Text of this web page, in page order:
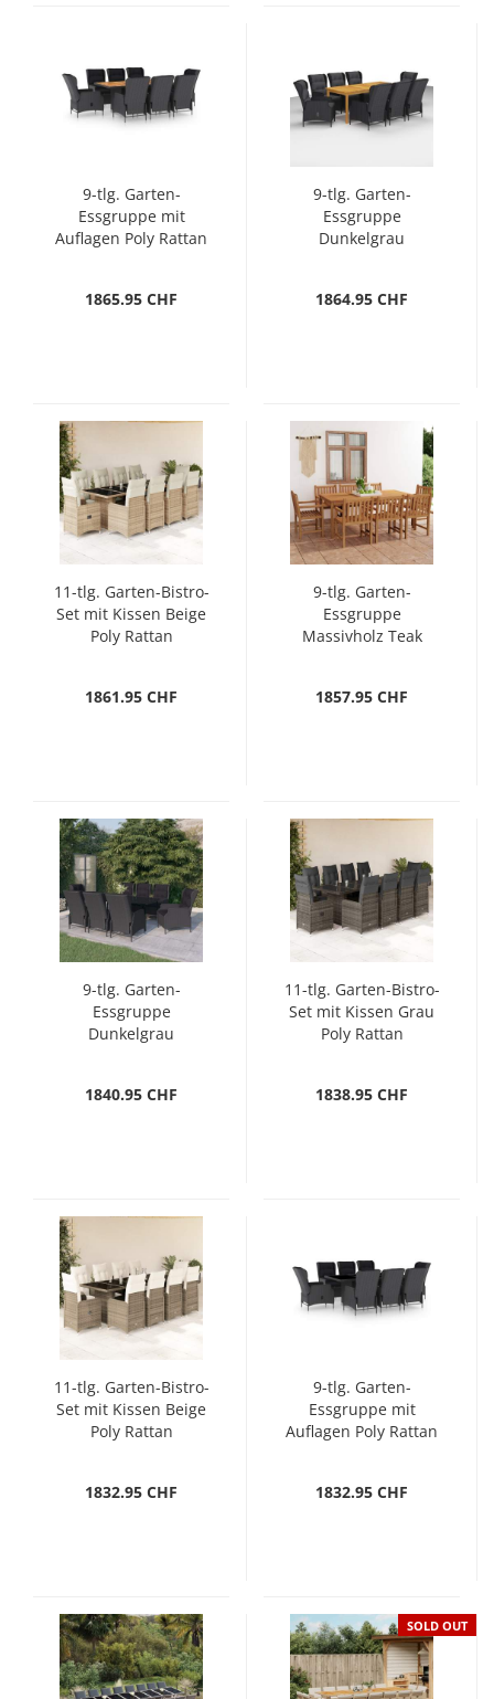
9-tlg. Garten-
Essgruppe mit
Auflagen Poly Rattan
1865.95 CHF
9-tlg. Garten-
Essgruppe
Dunkelgrau
1864.95 CHF
11-tlg. Garten-Bistro-
Set mit Kissen Beige
Poly Rattan
1861.95 CHF
9-tlg. Garten-
Essgruppe
Massivholz Teak
1857.95 CHF
9-tlg. Garten-
Essgruppe
Dunkelgrau
1840.95 CHF
11-tlg. Garten-Bistro-
Set mit Kissen Grau
Poly Rattan
1838.95 CHF
11-tlg. Garten-Bistro-
Set mit Kissen Beige
Poly Rattan
1832.95 CHF
9-tlg. Garten-
Essgruppe mit
Auflagen Poly Rattan
1832.95 CHF
SOLD OUT